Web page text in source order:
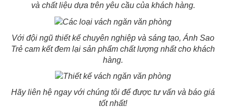
và chất liệu dựa trên yêu cầu của khách hàng.
Với đội ngũ thiết kế chuyên nghiệp và sáng tạo, Ánh Sao
Trẻ cam kết đem lại sản phẩm chất lượng nhất cho khách
hàng.
Hãy liên hệ ngay với chúng tôi để được tư vấn và báo giá
tốt nhất!